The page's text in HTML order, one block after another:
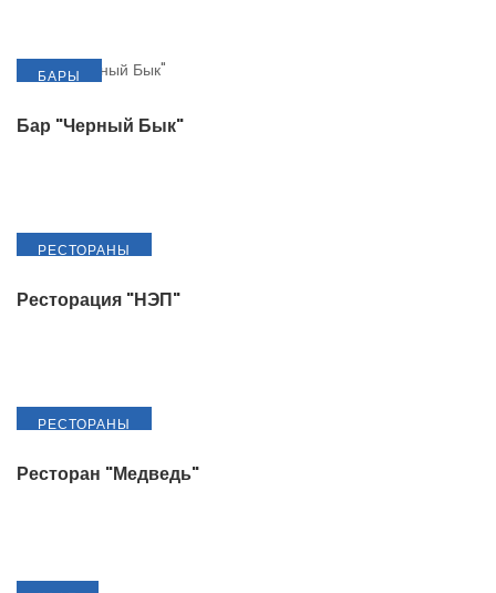
БАРЫ
Бар "Черный Бык"
РЕСТОРАНЫ
Ресторация "НЭП"
РЕСТОРАНЫ
Ресторан "Медведь"